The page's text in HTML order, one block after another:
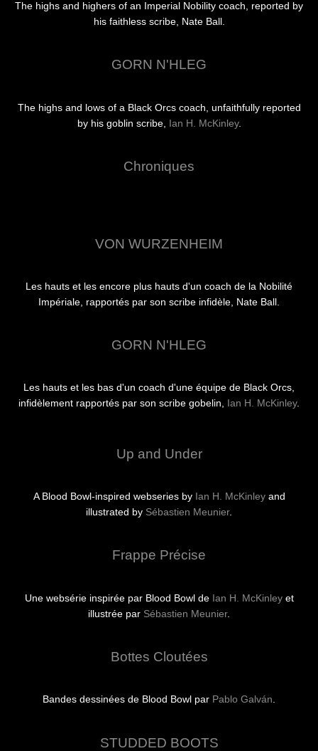
The highs and highers of an Imperial Nobility coach, reported by
his faithless scribe, Nate Ball.
GORN N'HLEG
The highs and lows of a Black Orcs coach, unfaithfully reported
by his goblin scribe, Ian H. McKinley.
Chroniques
VON WURZENHEIM
Les hauts et les encore plus hauts d'un coach de la Nobilité
Impériale, rapportés par son scribe infidèle, Nate Ball.
GORN N'HLEG
Les hauts et les bas d'un coach d'une équipe de Black Orcs,
infidèlement rapportés par son scribe gobelin, Ian H. McKinley.
Up and Under
A Blood Bowl-inspired webseries by Ian H. McKinleyand
illustrated by Sébastien Meunier.
Frappe Précise
Une websérie inspirée par Blood Bowl de Ian H. McKinleyet
illustrée par Sébastien Meunier.
Bottes Cloutées
Bandes dessinées de Blood Bowl par Pablo Galván.
STUDDED BOOTS